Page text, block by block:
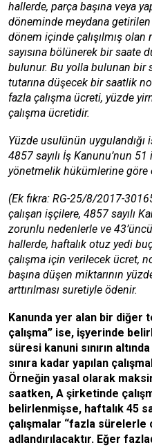
hallerde, parça başına veya
döneminde meydana getirilen
dönem içinde çalışılmış
sayısına bölünerek bir saate
bulunur. Bu yolla bulunan bir
tutarına düşecek bir saatlik
fazla çalışma ücreti, yüzde
çalışma ücretidir.
Yüzde usulünün uygulandığı
4857 sayılı İş Kanunu’nun
yönetmelik hükümlerine göre
(Ek fıkra: RG-25/8/2017-
çalışan işçilere, 4857 sayılı
zorunlu nedenlerle ve
hallerde, haftalık otuz yedi
çalışma için verilecek ücret,
başına düşen miktarının
arttırılması suretiyle ödenir.
Kanunda yer alan bir diğer
çalışma” ise, işyerinde
süresi kanuni sınırın
sınıra kadar yapılan
Örneğin yasal olarak
saatken, A şirketinde
belirlenmişse, haftalık 45
çalışmalar “fazla sürelerle
adlandırılacaktır. Eğer